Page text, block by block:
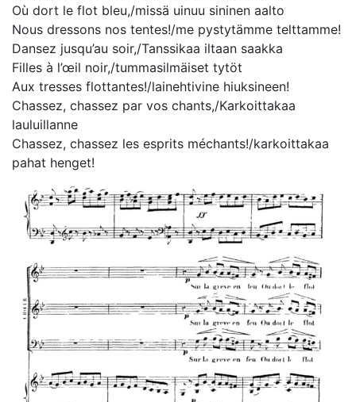
Où dort le flot bleu,/missä uinuu sininen aalto
Nous dressons nos tentes!/me pystytämme telttamme!
Dansez jusqu’au soir,/Tanssikaa iltaan saakka
Filles à l’œil noir,/tummasilmäiset tytöt
Aux tresses flottantes!/lainehtivine hiuksineen!
Chassez, chassez par vos chants,/Karkoittakaa
lauluillanne
Chassez, chassez les esprits méchants!/karkoittakaa
pahat henget!